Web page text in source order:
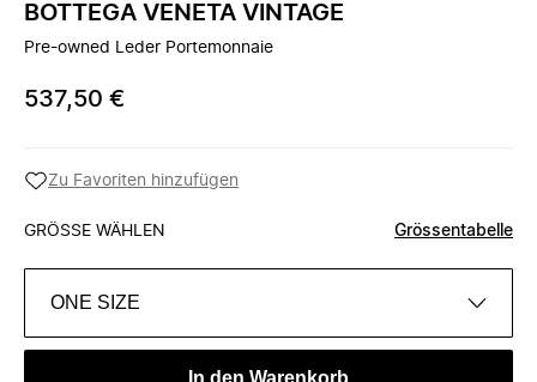
BOTTEGA VENETA VINTAGE
Pre-owned Leder Portemonnaie
537,50 €
Zu Favoriten hinzufügen
GRÖSSE WÄHLEN Grössentabelle
ONE SIZE
In den Warenkorb